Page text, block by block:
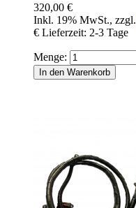
320,00 €
Inkl. 19% MwSt., zzgl.
€ Lieferzeit: 2-3 Tage
Menge:
In den Warenkorb